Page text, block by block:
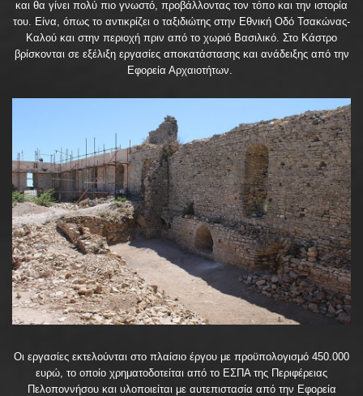
και θα γίνει πολύ πιο γνωστό, προβάλλοντας τον τόπο και την ιστορία
του. Είνα, όπως το αντικρίζει ο ταξιδιώτης στην Εθνική Οδό Τσακώνας-
Καλού και στην περιοχή πριν από το χωριό Βασιλικό. Στο Κάστρο
βρίσκονται σε εξέλιξη εργασίες αποκατάστασης και ανάδειξης από την
Εφορεία Αρχαιοτήτων.
Οι εργασίες εκτελούνται στο πλαίσιο έργου με προϋπολογισμό 450.000
ευρώ, το οποίο χρηματοδοτείται από το ΕΣΠΑ της Περιφέρειας
Πελοποννήσου και υλοποιείται με αυτεπιστασία από την Εφορεία